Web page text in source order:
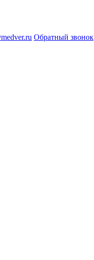
Обратный звонок